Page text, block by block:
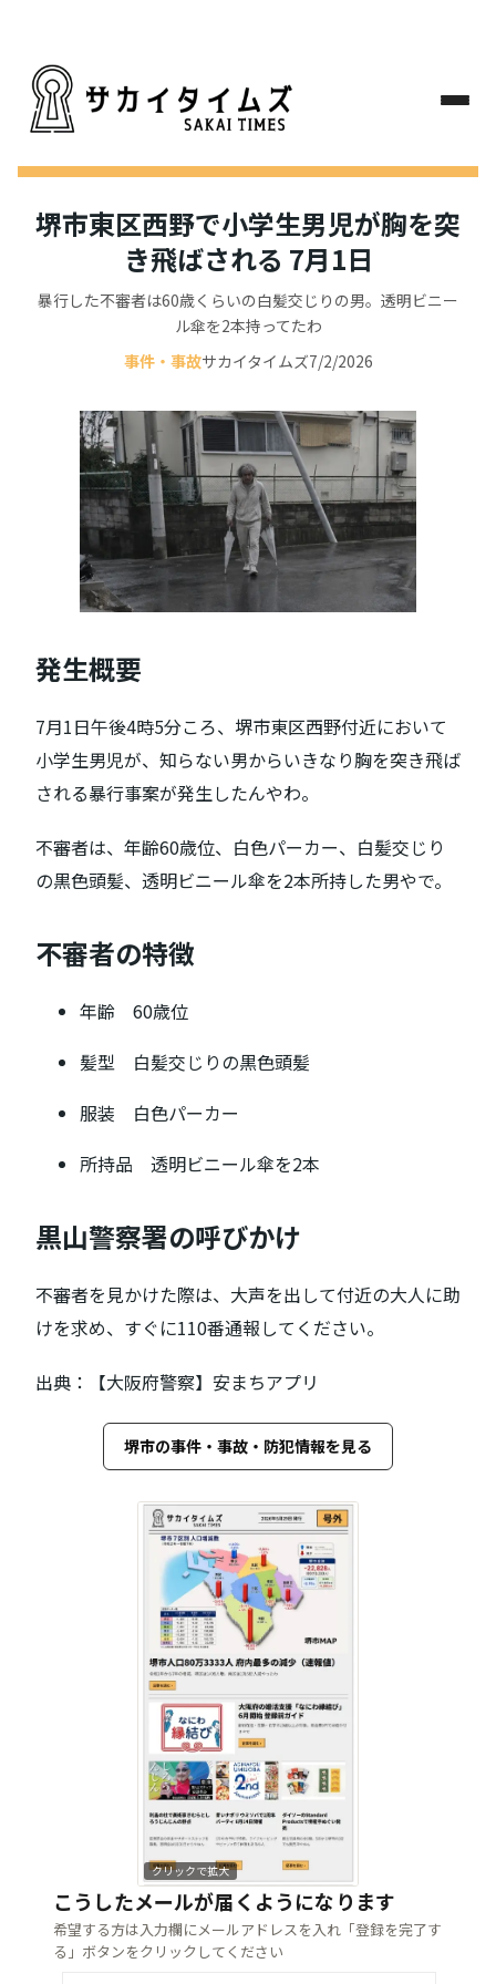
堺市東区西野で小学生男児が胸を突
き飛ばされる 7月1日
暴行した不審者は60歳くらいの白髪交じりの男。透明ビニー
ル傘を2本持ってたわ
事件・事故サカイタイムズ7/2/2026
発生概要
7月1日午後4時5分ころ、堺市東区西野付近において
小学生男児が、知らない男からいきなり胸を突き飛ば
される暴行事案が発生したんやわ。
不審者は、年齢60歳位、白色パーカー、白髪交じり
の黒色頭髪、透明ビニール傘を2本所持した男やで。
不審者の特徴
年齢 60歳位
髪型 白髪交じりの黒色頭髪
服装 白色パーカー
所持品 透明ビニール傘を2本
黒山警察署の呼びかけ
不審者を見かけた際は、大声を出して付近の大人に助
けを求め、すぐに110番通報してください。
出典：【大阪府警察】安まちアプリ
堺市の事件・事故・防犯情報を見る
クリックで拡大
こうしたメールが届くようになります
希望する方は入力欄にメールアドレスを入れ「登録を完了す
る」ボタンをクリックしてください